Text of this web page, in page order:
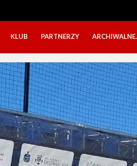
KLUB
NASZE DZIEŁA
PARTNERZY
SBO 2023
CZARNI W
KADRA 2006